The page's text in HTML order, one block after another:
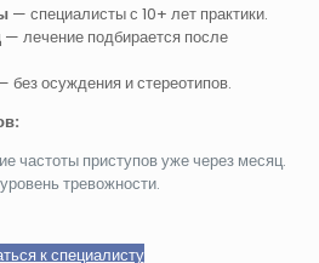
— специалисты с 10+ лет практики.
— лечение подбирается после
без осуждения и стереотипов.
частоты приступов уже через месяц.
тревожности.
к специалисту